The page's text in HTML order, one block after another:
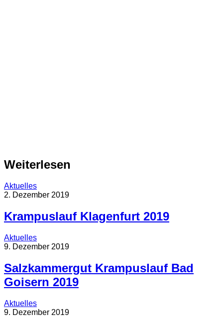
Weiterlesen
Aktuelles
2. Dezember 2019
Krampuslauf Klagenfurt 2019
Aktuelles
9. Dezember 2019
Salzkammergut Krampuslauf Bad
Goisern 2019
Aktuelles
9. Dezember 2019